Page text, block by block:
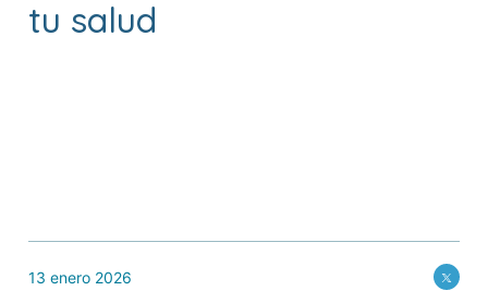
tu salud
13 enero 2026